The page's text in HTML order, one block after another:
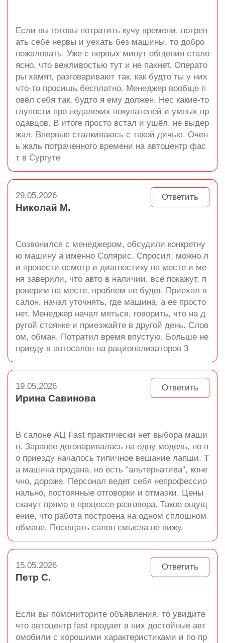
Если вы готовы потратить кучу времени, потреп
ать себе нервы и уехать без машины, то добро
пожаловать. Уже с первых минут общения стало
ясно, что вежливостью тут и не пахнет. Операто
ры хамят, разговаривают так, как будто ты у них
что-то просишь бесплатно. Менеджер вообще п
овёл себя так, будто я ему должен. Нес какие-то
глупости про недалеких покупателей и умных пр
одавцов. В итоге просто встал и ушёл, не выдер
жал. Впервые сталкиваюсь с такой дичью. Очен
ь жаль потраченного времени на автоцентр фас
т в Сургуте
Ответить
29.05.2026
Николай М.
Созвонился с менеджером, обсудили конкретну
ю машину а именно Солярис. Спросил, можно л
и провести осмотр и диагностику на месте и ме
ня заверили, что авто в наличии, все покажут, п
роверим на месте, проблем не будет. Приехал в
салон, начал уточнять, где машина, а ее просто
нет. Менеджер начал мяться, говорить, что на д
ругой стоянке и приезжайте в другой день. Слов
ом, обман. Потратил время впустую. Больше не
приеду в автосалон на рационализаторов 3
Ответить
19.05.2026
Ирина Савинова
В салоне АЦ Fast практически нет выбора маши
н. Заранее договаривалась на одну модель, но п
о приезду началось типичное вешание лапши. Т
а машина продана, но есть "альтернатива", коне
чно, дороже. Персонал ведет себя непрофессио
нально, постоянные отговорки и отмазки. Цены
скачут прямо в процессе разговора. Такое ощущ
ение, что работа построена на одном сплошном
обмане. Посещать салон смысла не вижу.
Ответить
15.05.2026
Петр С.
Если вы помониторите объявления, то увидите
что автоцентр fast продает в них достойные авт
омобили с хорошими характеристиками и по пр